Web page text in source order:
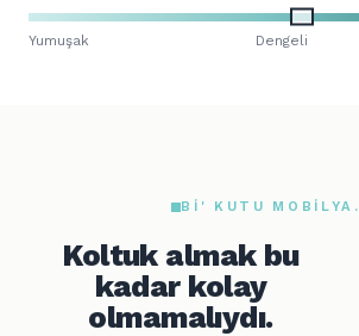
Yumuşak Dengeli
BI' KUTU MOBILYA.
Koltuk almak bu
kadar kolay
olmamalıydı.